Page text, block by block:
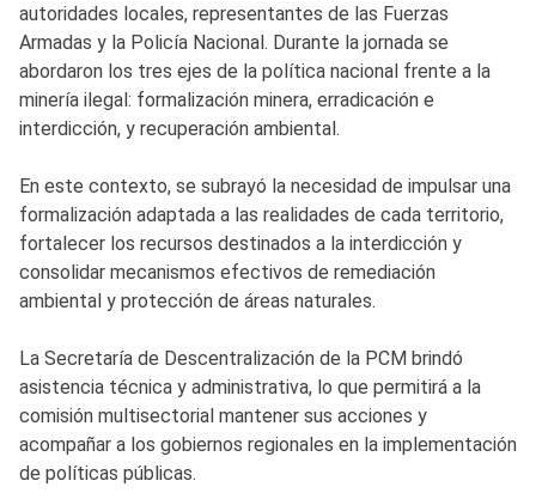
autoridades locales, representantes de las Fuerzas
Armadas y la Policía Nacional. Durante la jornada se
abordaron los tres ejes de la política nacional frente a la
minería ilegal: formalización minera, erradicación e
interdicción, y recuperación ambiental.
En este contexto, se subrayó la necesidad de impulsar una
formalización adaptada a las realidades de cada territorio,
fortalecer los recursos destinados a la interdicción y
consolidar mecanismos efectivos de remediación
ambiental y protección de áreas naturales.
La Secretaría de Descentralización de la PCM brindó
asistencia técnica y administrativa, lo que permitirá a la
comisión multisectorial mantener sus acciones y
acompañar a los gobiernos regionales en la implementación
de políticas públicas.